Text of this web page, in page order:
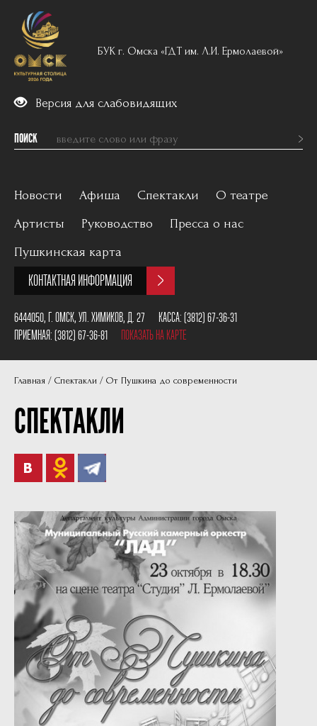
БУК г. Омска «ГДТ им. Л.И. Ермолаевой»
Версия для слабовидящих
ПОИСК
Новости Афиша Спектакли
Вечерний репертуар
Пушкинская карта
О театре
История
Наши партнеры
Документы
Артисты Руководство
Пресса о нас
Пушкинская карта
КОНТАКТНАЯ ИНФОРМАЦИЯ
6444050, Г. ОМСК, УЛ. ХИМИКОВ, Д. 27 КАССА:(3812) 67-36-31
ПРИЕМНАЯ:(3812) 67-36-81 ПОКАЗАТЬ НА КАРТЕ
Главная Спектакли От Пушкина до современности
СПЕКТАКЛИ